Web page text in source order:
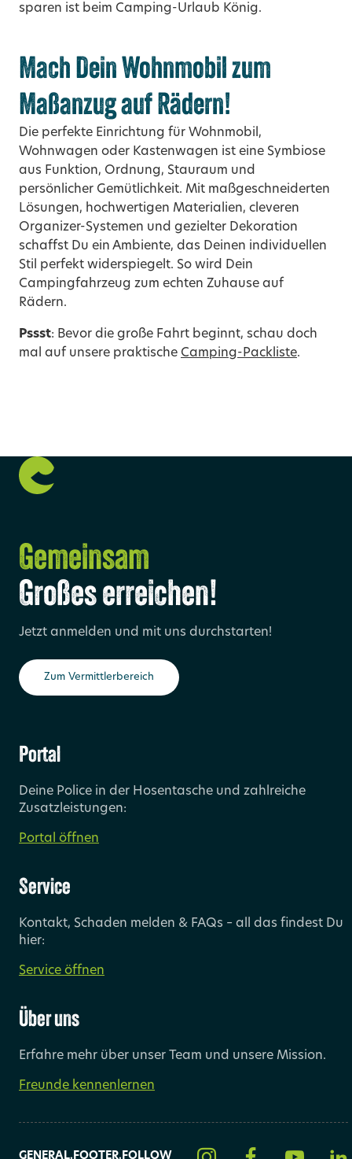
sparen ist beim Camping-Urlaub König.
Mach Dein Wohnmobil zum
Maßanzug auf Rädern!
Die perfekte Einrichtung für Wohnmobil,
Wohnwagen oder Kastenwagen ist eine Symbiose
aus Funktion, Ordnung, Stauraum und
persönlicher Gemütlichkeit. Mit maßgeschneiderten
Lösungen, hochwertigen Materialien, cleveren
Organizer-Systemen und gezielter Dekoration
schaffst Du ein Ambiente, das Deinen individuellen
Stil perfekt widerspiegelt. So wird Dein
Campingfahrzeug zum echten Zuhause auf
Rädern.
Pssst: Bevor die große Fahrt beginnt, schau doch
mal auf unsere praktische Camping-Packliste.
Portal
Deine Police in der Hosentasche und zahlreiche
Zusatzleistungen:
Portal öffnen
Service
Kontakt, Schaden melden & FAQs – all das findest Du
hier:
Service öffnen
Über uns
Erfahre mehr über unser Team und unsere Mission.
Freunde kennenlernen
GENERAL.FOOTER.FOLLOW
Gemeinsam
Großes erreichen!
Jetzt anmelden und mit uns durchstarten!
Zum Vermittlerbereich